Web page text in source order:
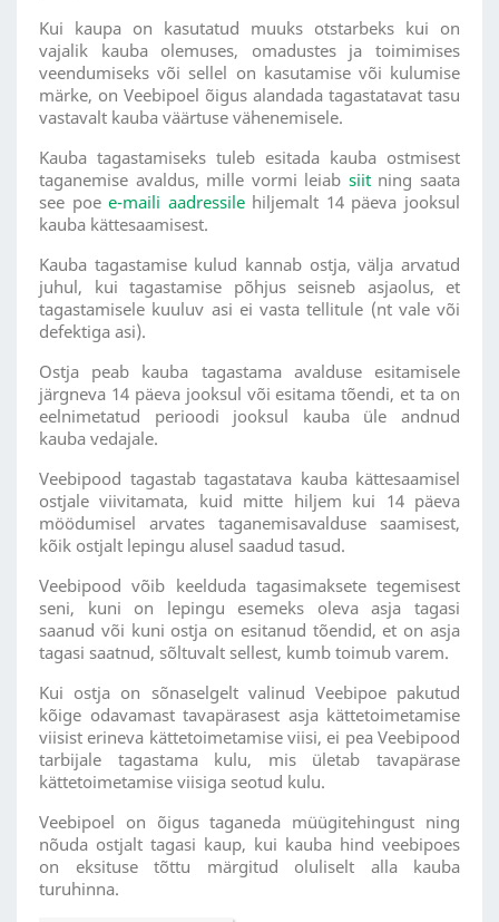
Kui kaupa on kasutatud muuks otstarbeks kui on
vajalik kauba olemuses, omadustes ja toimimises
veendumiseks või sellel on kasutamise või kulumise
märke, on Veebipoel õigus alandada tagastatavat tasu
vastavalt kauba väärtuse vähenemisele.
Kauba tagastamiseks tuleb esitada kauba ostmisest
taganemise avaldus, mille vormi leiab siitning saata
see poee-maili aadressilehiljemalt 14 päeva jooksul
kauba kättesaamisest.
Kauba tagastamise kulud kannab ostja, välja arvatud
juhul, kui tagastamise põhjus seisneb asjaolus, et
tagastamisele kuuluv asi ei vasta tellitule (nt vale või
defektiga asi).
Ostja peab kauba tagastama avalduse esitamisele
järgneva 14 päeva jooksul või esitama tõendi, et ta on
eelnimetatud perioodi jooksul kauba üle andnud
kauba vedajale.
Veebipood tagastab tagastatava kauba kättesaamisel
ostjale viivitamata, kuid mitte hiljem kui 14 päeva
möödumisel arvates taganemisavalduse saamisest,
kõik ostjalt lepingu alusel saadud tasud.
Veebipood võib keelduda tagasimaksete tegemisest
seni, kuni on lepingu esemeks oleva asja tagasi
saanud või kuni ostja on esitanud tõendid, et on asja
tagasi saatnud, sõltuvalt sellest, kumb toimub varem.
Kui ostja on sõnaselgelt valinud Veebipoe pakutud
kõige odavamast tavapärasest asja kättetoimetamise
viisist erineva kättetoimetamise viisi, ei pea Veebipood
tarbijale tagastama kulu, mis ületab tavapärase
kättetoimetamise viisiga seotud kulu.
Veebipoel on õigus taganeda müügitehingust ning
nõuda ostjalt tagasi kaup, kui kauba hind veebipoes
on eksituse tõttu märgitud oluliselt alla kauba
turuhinna.